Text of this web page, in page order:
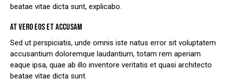
beatae vitae dicta sunt, explicabo.
AT VERO EOS ET ACCUSAM
Sed ut perspiciatis, unde omnis iste natus error sit voluptatem
accusantium doloremque laudantium, totam rem aperiam
eaque ipsa, quae ab illo inventore veritatis et quasi architecto
beatae vitae dicta sunt.